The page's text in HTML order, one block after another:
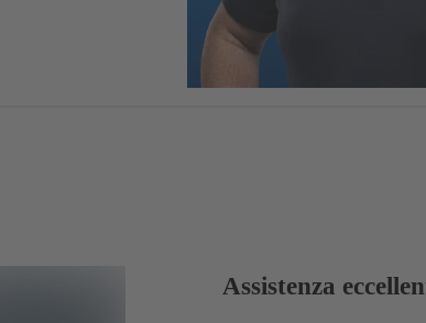
Assistenza